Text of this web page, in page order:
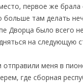
первое же брала
больше там делать
Дворца было всего
на следующую
меня в
где сборная